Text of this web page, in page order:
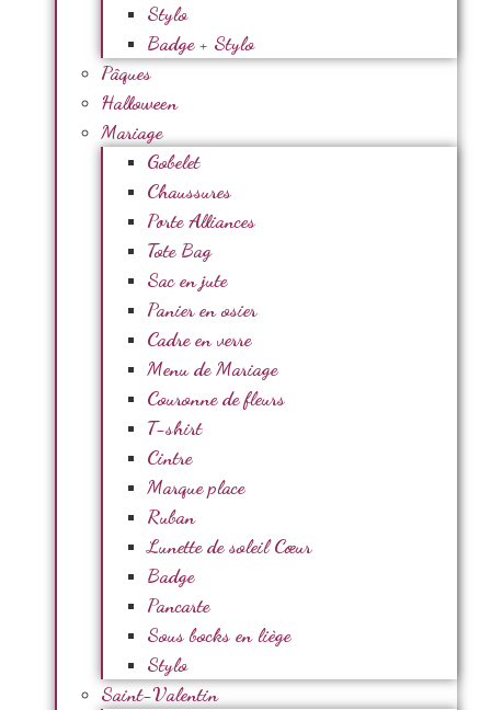
Stylo
Badge + Stylo
Pâques
Halloween
Mariage
Gobelet
Chaussures
Porte Alliances
Tote Bag
Sac en jute
Panier en osier
Cadre en verre
Menu de Mariage
Couronne de fleurs
T-shirt
Cintre
Marque place
Ruban
Lunette de soleil Cœur
Badge
Pancarte
Sous bocks en liège
Stylo
Saint-Valentin